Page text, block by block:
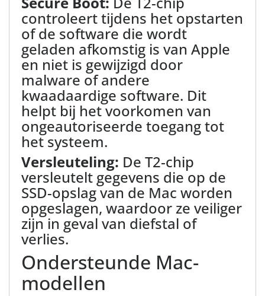
controleert tijdens het opstarten
of de software die wordt
geladen afkomstig is van Apple
en niet is gewijzigd door
malware of andere
kwaadaardige software. Dit
helpt bij het voorkomen van
ongeautoriseerde toegang tot
het systeem.
Versleuteling: De T2-chip
versleutelt gegevens die op de
SSD-opslag van de Mac worden
opgeslagen, waardoor ze veiliger
zijn in geval van diefstal of
verlies.
Ondersteunde Mac-
modellen